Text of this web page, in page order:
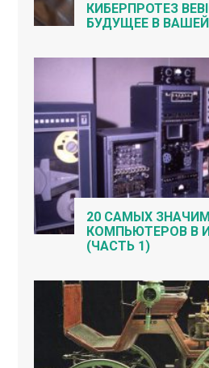
КИБЕРПРОТЕЗ
БУДУЩЕЕ В ВАШЕЙ
20 САМЫХ
КОМПЬЮТЕРОВ В
(ЧАСТЬ 1)